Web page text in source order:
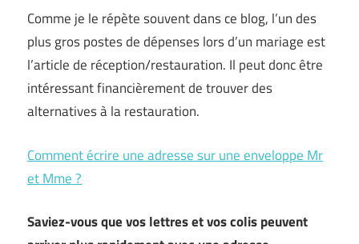
Comme je le répète souvent dans ce blog, l’un des
plus gros postes de dépenses lors d’un mariage est
l’article de réception/restauration. Il peut donc être
intéressant financièrement de trouver des
alternatives à la restauration.
Comment écrire une adresse sur une enveloppe Mr
et Mme ?
Saviez-vous que vos lettres et vos colis peuvent